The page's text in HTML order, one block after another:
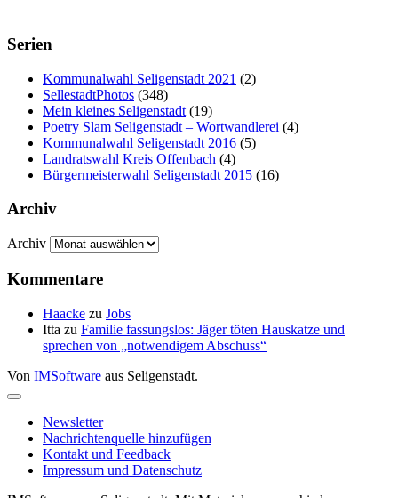
Serien
Kommunalwahl Seligenstadt 2021 (2)
SellestadtPhotos (348)
Mein kleines Seligenstadt (19)
Poetry Slam Seligenstadt – Wortwandlerei (4)
Kommunalwahl Seligenstadt 2016 (5)
Landratswahl Kreis Offenbach (4)
Bürgermeisterwahl Seligenstadt 2015 (16)
Archiv
Archiv
Kommentare
Haacke zu Jobs
Itta zu Familie fassungslos: Jäger töten Hauskatze und
sprechen von „notwendigem Abschuss“
Von IMSoftware aus Seligenstadt.
Newsletter
Nachrichtenquelle hinzufügen
Kontakt und Feedback
Impressum und Datenschutz